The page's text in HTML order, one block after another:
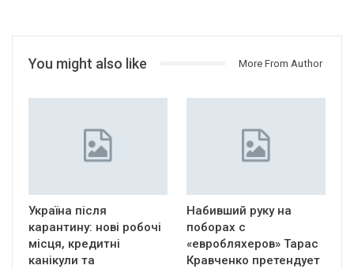
You might also like More From Author
Україна після
карантину: нові робочі
місця, кредитні
канікули та
Набивший руку на
поборах с
«евробляхеров» Тарас
Кравченко претендует